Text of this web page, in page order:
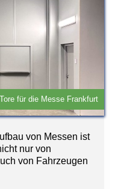
für die Messe Frankfurt
von Messen ist
nur von
von Fahrzeugen